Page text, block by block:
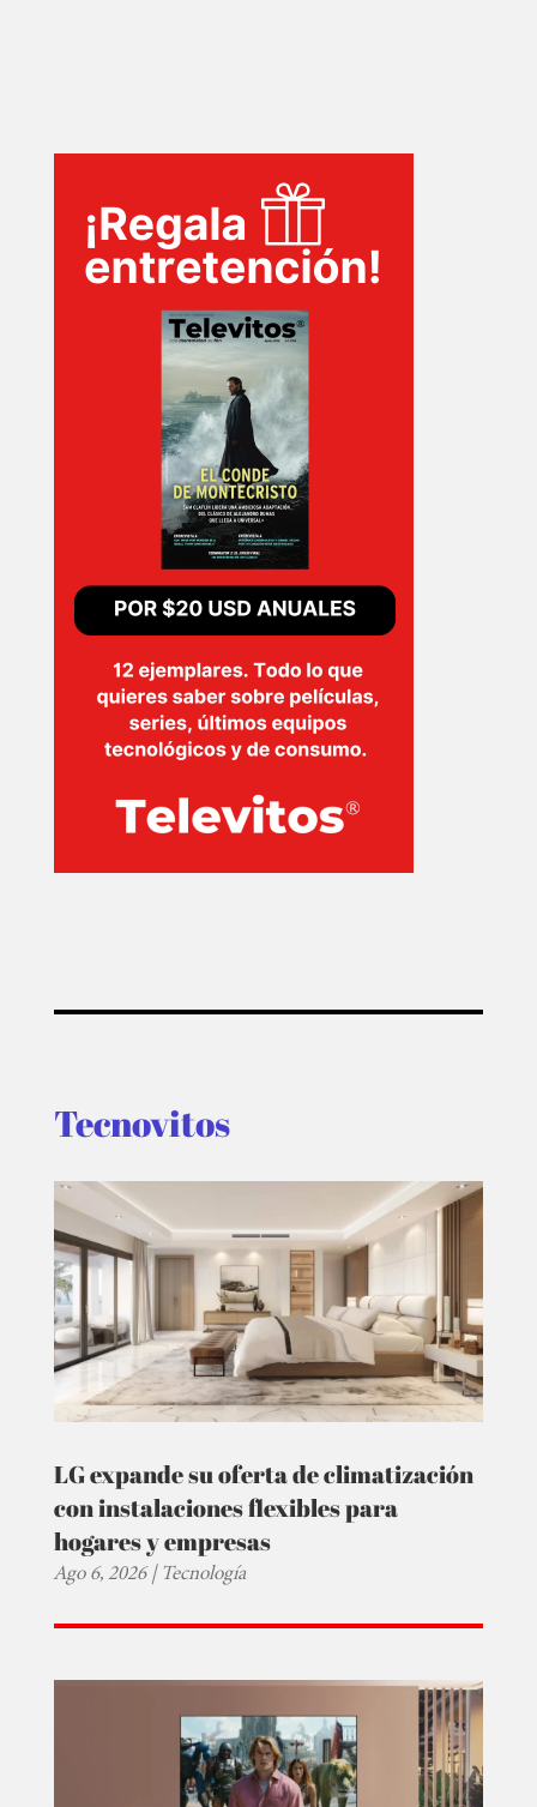
T-
EVENTOS
Tecnovitos
LG expande su oferta de climatización
con instalaciones flexibles para
hogares y empresas
Ago 6, 2026|Tecnología